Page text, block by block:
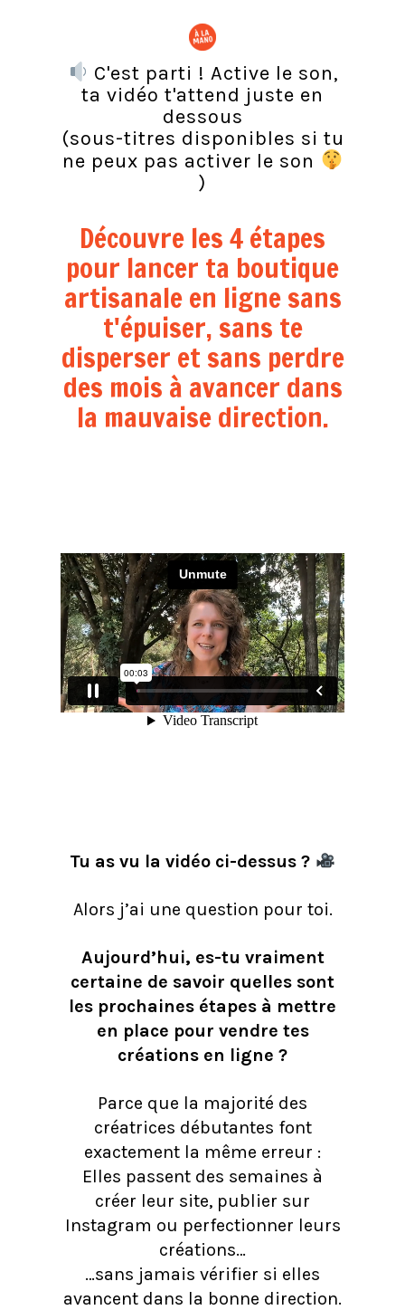
C'est parti ! Active le son,
ta vidéo t'attend juste en
dessous
(sous-titres disponibles si tu
ne peux pas activer le son
)
Découvre les 4 étapes
pour lancer ta boutique
artisanale en ligne sans
t'épuiser, sans te
disperser et sans perdre
des mois à avancer dans
la mauvaise direction.
Tu as vu la vidéo ci-dessus ?
Alors j’ai une question pour toi.
Aujourd’hui, es-tu vraiment
certaine de savoir quelles sont
les prochaines étapes à mettre
en place pour vendre tes
créations en ligne ?
Parce que la majorité des
créatrices débutantes font
exactement la même erreur :
Elles passent des semaines à
créer leur site, publier sur
Instagram ou perfectionner leurs
créations…
…sans jamais vérifier si elles
avancent dans la bonne direction.